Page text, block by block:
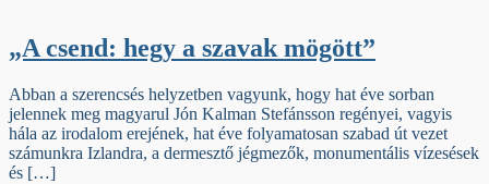
„A csend: hegy a szavak mögött”
Abban a szerencsés helyzetben vagyunk, hogy hat éve sorban
jelennek meg magyarul Jón Kalman Stefánsson regényei, vagyis
hála az irodalom erejének, hat éve folyamatosan szabad út vezet
számunkra Izlandra, a dermesztő jégmezők, monumentális vízesések
és […]